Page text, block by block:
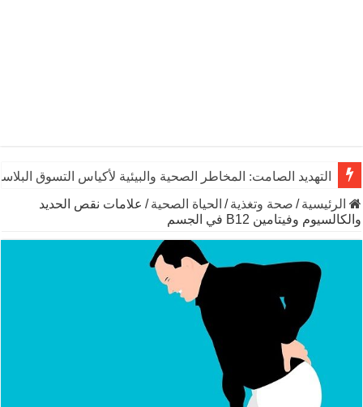
التهديد الصامت: المخاطر الصحية والبيئية لأكياس التسوق
الرئيسية / صحة وتغذية / الحياة الصحية / علامات نقص الحديد
والكالسيوم وفيتامين B12 في الجسم